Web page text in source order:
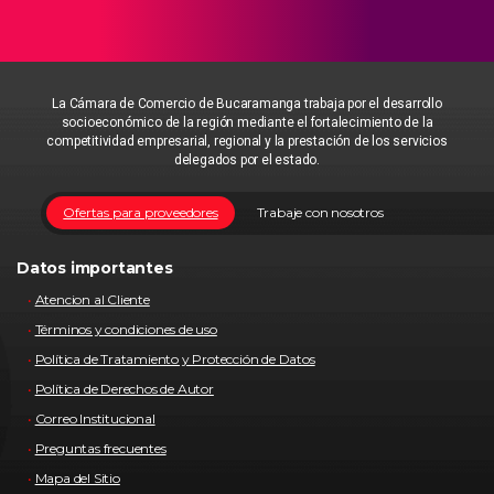
La Cámara de Comercio de Bucaramanga trabaja por el desarrollo
socioeconómico de la región mediante el fortalecimiento de la
competitividad empresarial, regional y la prestación de los servicios
delegados por el estado.
Trabaje con nosotros
Ofertas para proveedores
Datos importantes
Atencion al Cliente
Términos y condiciones de uso
Política de Tratamiento y Protección de Datos
Política de Derechos de Autor
Correo Institucional
Preguntas frecuentes
Mapa del Sitio